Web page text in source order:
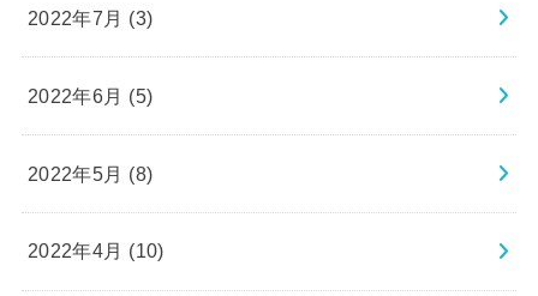
2022年7月 (3)
2022年6月 (5)
2022年5月 (8)
2022年4月 (10)